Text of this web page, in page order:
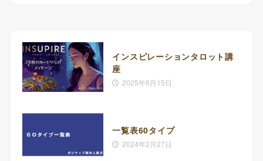
インスピレーションタロット講
座
2025年6月15日
一覧表60タイプ
2024年2月27日